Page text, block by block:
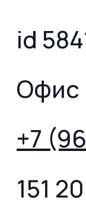
id
Офис
+7
151